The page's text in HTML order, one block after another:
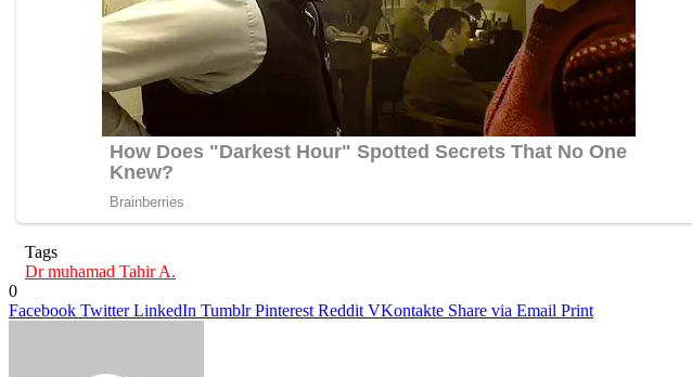
Tags
Dr muhamad Tahir A.
0
Facebook Twitter LinkedIn Tumblr Pinterest Reddit VKontakte Share via Email Print